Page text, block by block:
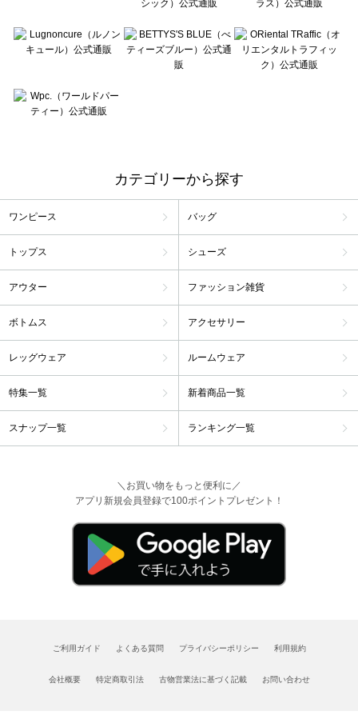
カテゴリーから探す
ワンピース バッグ
トップス シューズ
アウター ファッション雑貨
ボトムス アクセサリー
レッグウェア ルームウェア
特集一覧 新着商品一覧
スナップ一覧 ランキング一覧
＼お買い物をもっと便利に／
アプリ新規会員登録で100ポイントプレゼント！
ご利用ガイド よくある質問 プライバシーポリシー 利用規約
会社概要 特定商取引法 古物営業法に基づく記載 お問い合わせ